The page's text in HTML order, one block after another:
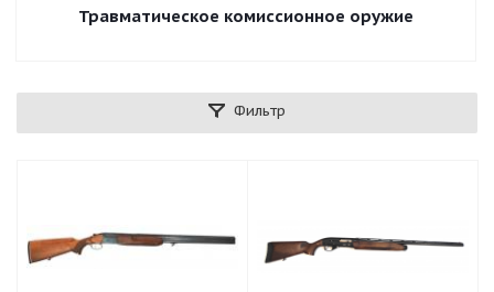
Травматическое комиссионное оружие
Фильтр